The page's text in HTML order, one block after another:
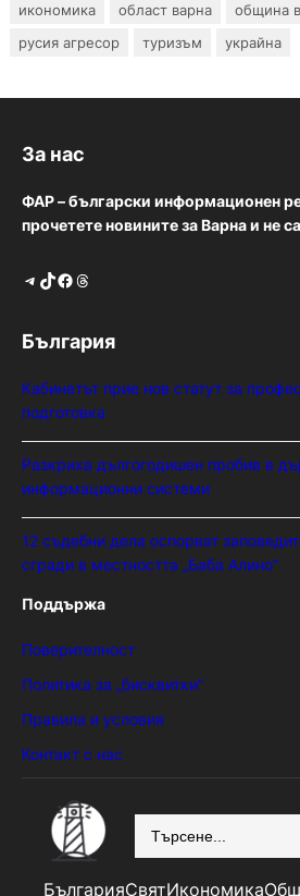
икономика
област варна община
русия агресор
туризъм украйна
За нас
ФАР – български информационен
прочетете новините за Варна и не
Telegram TikTok Facebook Threads
България
Кабинетът прие нов статут за
подготовка
Разкриха дългогодишен пробив в
информационни системи
12 съдебни дела оспорват
сгради в местността „Баба Алино“
Поддържа
Поверителност
Политика за „бисквитки“
Правила и условия
Контакт с нас
БългарияСвятИкономика